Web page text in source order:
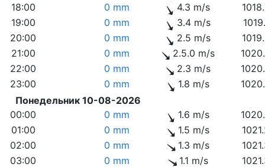
18:00
0 mm 4.3 m/s
19:00
0 mm 3.4 m/s
20:00
0 mm 2.5 m/s
21:00
0 mm 2.5.0 m/s
22:00
0 mm 2.3 m/s
23:00
0 mm 1.8 m/s
Понедельник 10-08-2026
00:00
0 mm 1.6 m/s
01:00
0 mm 1.5 m/s
02:00
0 mm 1.3 m/s
03:00
0 mm 1.1 m/s